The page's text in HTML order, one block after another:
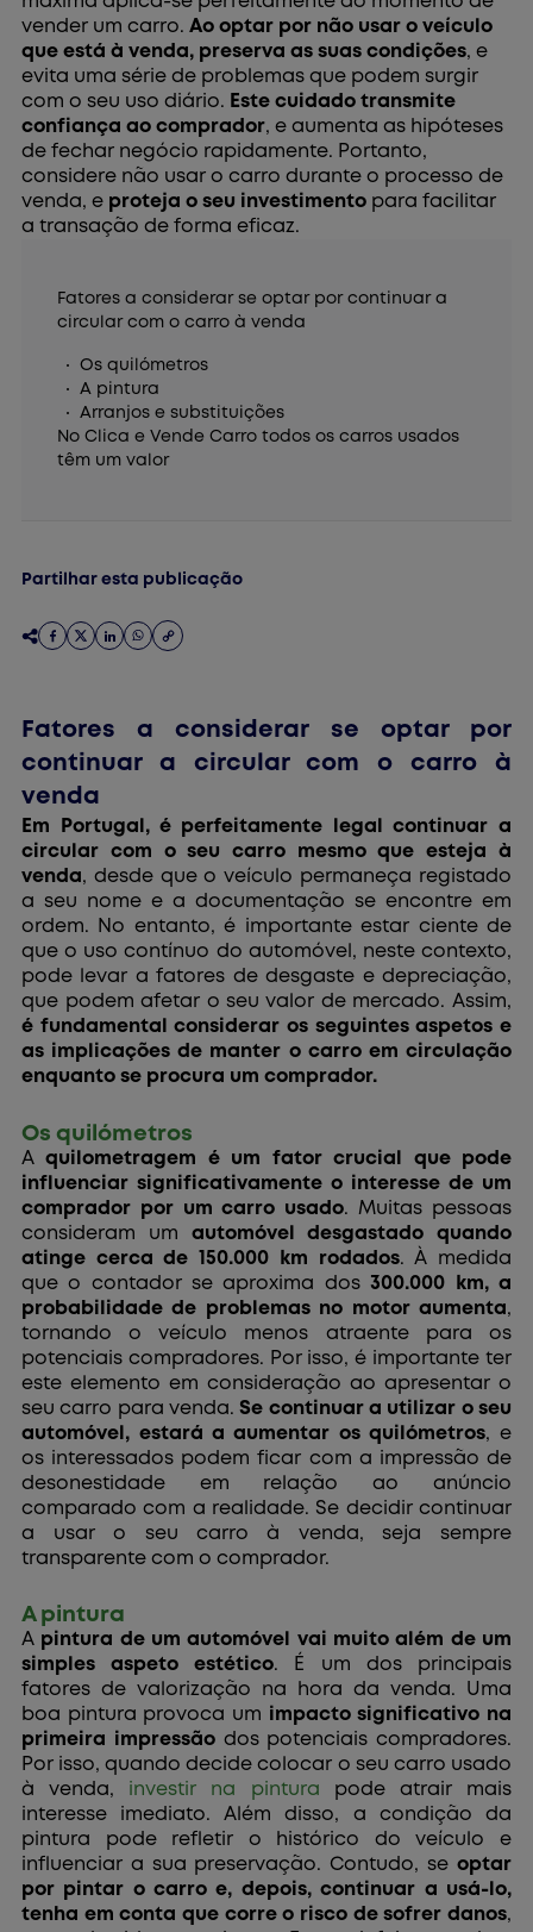
vender um carro.Ao optar por não usar o veículo
que está à venda, preserva as suas condições, e
evita uma série de problemas que podem surgir
com o seu uso diário. Este cuidado transmite
confiança ao comprador, e aumenta as hipóteses
de fechar negócio rapidamente. Portanto,
considere não usar o carro durante o processo de
venda, e proteja o seu investimento para facilitar
a transação de forma eficaz.
Fatores a considerar se optar por continuar a
circular com o carro à venda
Os quilómetros
A pintura
Arranjos e substituições
No Clica e Vende Carro todos os carros usados
têm um valor
Partilhar esta publicação
Fatores a considerar se optar por
continuar a circular com o carro à
venda
Em Portugal, é perfeitamente legal continuar a
circular com o seu carro mesmo que esteja à
venda, desde que o veículo permaneça registado
a seu nome e a documentação se encontre em
ordem. No entanto, é importante estar ciente de
que o uso contínuo do automóvel, neste contexto,
pode levar a fatores de desgaste e depreciação,
que podem afetar o seu valor de mercado. Assim,
é fundamental considerar os seguintes aspetos e
as implicações de manter o carro em circulação
enquanto se procura um comprador.
Os quilómetros
Aquilometragem é um fator crucial que pode
influenciar significativamente o interesse de um
comprador por um carro usado. Muitas pessoas
consideram um automóvel desgastado quando
atinge cerca de 150.000 km rodados. À medida
que o contador se aproxima dos300.000 km, a
probabilidade de problemas no motor aumenta,
tornando o veículo menos atraente para os
potenciais compradores. Por isso, é importante ter
este elemento em consideração ao apresentar o
seu carro para venda.Se continuar a utilizar o seu
automóvel, estará a aumentar os quilómetros, e
os interessados podem ficar com a impressão de
desonestidade em relação ao anúncio
comparado com a realidade. Se decidir continuar
a usar o seu carro à venda, seja sempre
transparente com o comprador.
A pintura
A pintura de um automóvel vai muito além de um
simples aspeto estético. É um dos principais
fatores de valorização na hora da venda. Uma
boa pintura provoca um impacto significativo na
primeira impressãodos potenciais compradores.
Por isso, quando decide colocar o seu carro usado
à venda, investir na pintura pode atrair mais
interesse imediato. Além disso, a condição da
pintura pode refletir o histórico do veículo e
influenciar a sua preservação. Contudo, se optar
por pintar o carro e, depois, continuar a usá-lo,
tenha em conta que corre o risco de sofrer danos,